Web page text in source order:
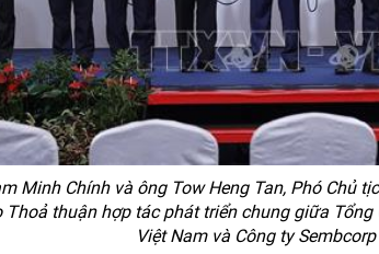
Minh Chính và ông Tow Heng Tan, Phó Chủ
Thoả thuận hợp tác phát triển chung giữa
Việt Nam và Công ty